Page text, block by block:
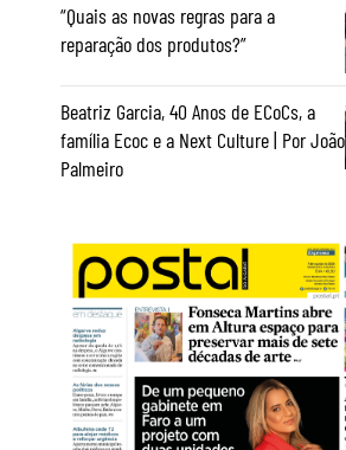
“Quais as novas regras para a
reparação dos produtos?”
Beatriz Garcia, 40 Anos de ECoCs, a
família Ecoc e a Next Culture | Por João
Palmeiro